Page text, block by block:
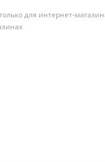
для интернет-